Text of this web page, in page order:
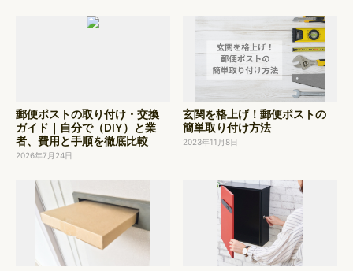
郵便ポストの取り付け・交換
ガイド｜自分で（DIY）と業
者、費用と手順を徹底比較
2026年7月24日
玄関を格上げ！郵便ポストの
簡単取り付け方法
2023年11月8日